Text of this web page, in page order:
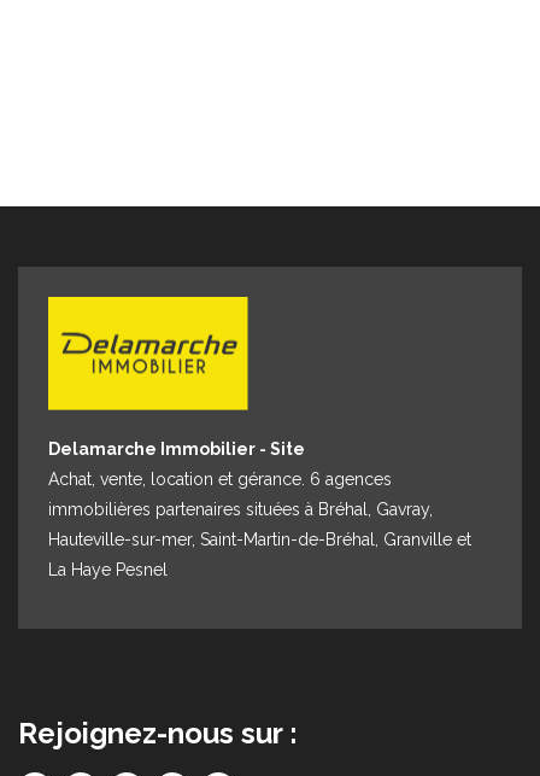
Delamarche Immobilier - Site
Achat, vente, location et gérance. 6 agences
immobilières partenaires situées à Bréhal, Gavray,
Hauteville-sur-mer, Saint-Martin-de-Bréhal, Granville et
La Haye Pesnel
Rejoignez-nous sur :